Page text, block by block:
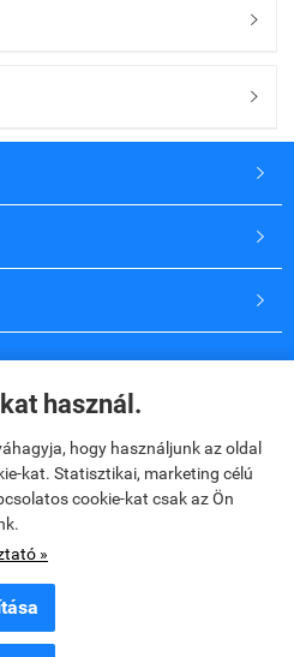
használ.
hogy használjunk az oldal
kat. Statisztikai, marketing célú
cookie-kat csak az Ön
»





igényes és minőségileg
vásárlóink